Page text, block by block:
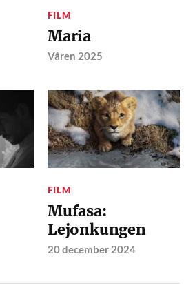
FILM
Maria
Våren 2025
FILM
Mufasa:
Lejonkungen
20 december 2024